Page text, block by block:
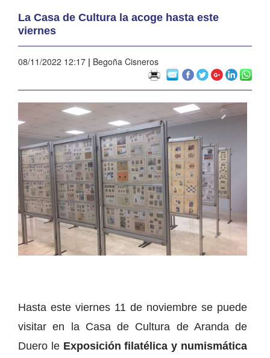
La Casa de Cultura la acoge hasta este
viernes
08/11/2022 12:17 | Begoña Cisneros
Hasta este viernes 11 de noviembre se puede
visitar en la Casa de Cultura de Aranda de
Duero le Exposición filatélica y numismática